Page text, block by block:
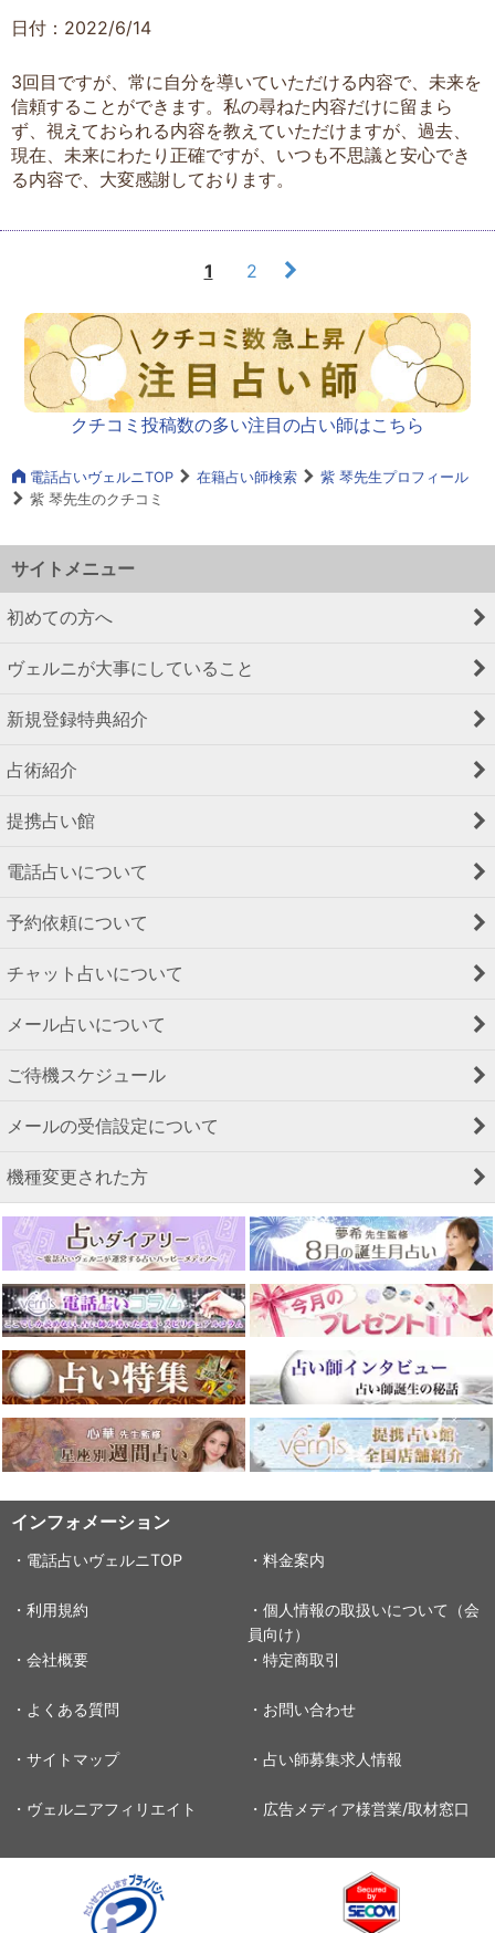
日付：2022/6/14
3回目ですが、常に自分を導いていただける内容で、未来を
信頼することができます。私の尋ねた内容だけに留まら
ず、視えておられる内容を教えていただけますが、過去、
現在、未来にわたり正確ですが、いつも不思議と安心でき
る内容で、大変感謝しております。
1 2
クチコミ投稿数の多い注目の占い師はこちら
電話占いヴェルニTOP 在籍占い師検索
紫 琴先生プロフィール
紫 琴先生のクチコミ
サイトメニュー
初めての方へ
ヴェルニが大事にしていること
新規登録特典紹介
占術紹介
提携占い館
電話占いについて
予約依頼について
チャット占いについて
メール占いについて
ご待機スケジュール
メールの受信設定について
機種変更された方
インフォメーション
・電話占いヴェルニTOP ・料金案内
・利用規約
・個人情報の取扱いについて（会
員向け）
・会社概要
・特定商取引
・よくある質問 ・お問い合わせ
・サイトマップ ・占い師募集求人情報
・ヴェルニアフィリエイト ・広告メディア様営業/取材窓口